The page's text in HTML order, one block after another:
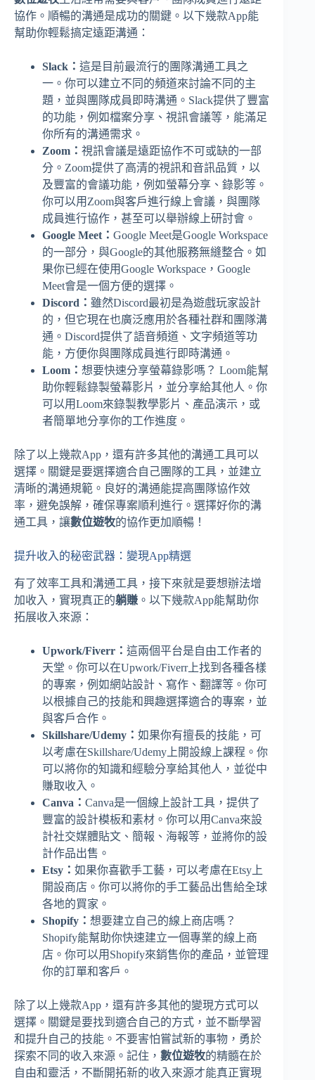
協作。順暢的溝通是成功的關鍵。以下幾款App能
幫助你輕鬆搞定遠距溝通：
Slack： 這是目前最流行的團隊溝通工具之
一。你可以建立不同的頻道來討論不同的主
題，並與團隊成員即時溝通。Slack提供了豐富
的功能，例如檔案分享、視訊會議等，能滿足
你所有的溝通需求。
Zoom： 視訊會議是遠距協作不可或缺的一部
分。Zoom提供了高清的視訊和音訊品質，以
及豐富的會議功能，例如螢幕分享、錄影等。
你可以用Zoom與客戶進行線上會議，與團隊
成員進行協作，甚至可以舉辦線上研討會。
Google Meet： Google Meet是Google Workspace
的一部分，與Google的其他服務無縫整合。如
果你已經在使用Google Workspace，Google
Meet會是一個方便的選擇。
Discord： 雖然Discord最初是為遊戲玩家設計
的，但它現在也廣泛應用於各種社群和團隊溝
通。Discord提供了語音頻道、文字頻道等功
能，方便你與團隊成員進行即時溝通。
Loom： 想要快速分享螢幕錄影嗎？ Loom能幫
助你輕鬆錄製螢幕影片，並分享給其他人。你
可以用Loom來錄製教學影片、產品演示，或
者簡單地分享你的工作進度。
除了以上幾款App，還有許多其他的溝通工具可以
選擇。關鍵是要選擇適合自己團隊的工具，並建立
清晰的溝通規範。良好的溝通能提高團隊協作效
率，避免誤解，確保專案順利進行。選擇好你的溝
通工具，讓數位遊牧的協作更加順暢！
提升收入的秘密武器：變現App精選
有了效率工具和溝通工具，接下來就是要想辦法增
加收入，實現真正的躺賺 。以下幾款App能幫助你
拓展收入來源：
Upwork/Fiverr： 這兩個平台是自由工作者的
天堂。你可以在Upwork/Fiverr上找到各種各樣
的專案，例如網站設計、寫作、翻譯等。你可
以根據自己的技能和興趣選擇適合的專案，並
與客戶合作。
Skillshare/Udemy： 如果你有擅長的技能，可
以考慮在Skillshare/Udemy上開設線上課程。你
可以將你的知識和經驗分享給其他人，並從中
賺取收入。
Canva： Canva是一個線上設計工具，提供了
豐富的設計模板和素材。你可以用Canva來設
計社交媒體貼文、簡報、海報等，並將你的設
計作品出售。
Etsy： 如果你喜歡手工藝，可以考慮在Etsy上
開設商店。你可以將你的手工藝品出售給全球
各地的買家。
Shopify： 想要建立自己的線上商店嗎？
Shopify能幫助你快速建立一個專業的線上商
店。你可以用Shopify來銷售你的產品，並管理
你的訂單和客戶。
除了以上幾款App，還有許多其他的變現方式可以
選擇。關鍵是要找到適合自己的方式，並不斷學習
和提升自己的技能。不要害怕嘗試新的事物，勇於
探索不同的收入來源。記住， 數位遊牧的精髓在於
自由和靈活，不斷開拓新的收入來源才能真正實現